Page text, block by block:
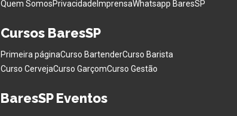
Quem SomosPrivacidadeImprensaWhatsapp BaresSP
Cursos BaresSP
Primeira páginaCurso BartenderCurso Barista
Curso CervejaCurso GarçomCurso Gestão
BaresSP Eventos